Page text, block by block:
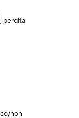
perdita
non